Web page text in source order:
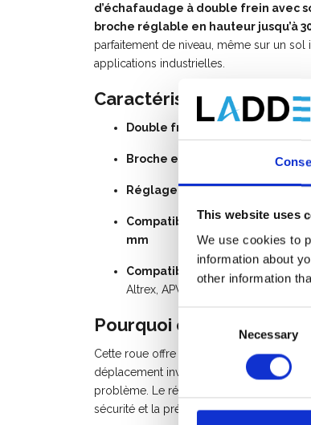
This website uses
We use cookies to
information about
other information
Selection
Necessary
d’échafaudage à double frein avec
broche réglable en hauteur jusqu’à
parfaitement de niveau, même sur un
applications industrielles.
Caractéristiques
Double frein
Broche en acier , offrant une
Réglage en hauteur jusqu’à 30
Compatibilité universelle:
mm
Compatible avec de
Altrex, APW, ASC, Altec, Axsto,
Pourquoi choisir cette
Cette roue offre un excellent
déplacement involontaire pendant les
problème. Le réglage en hauteur permet
sécurité et la précision du travail.